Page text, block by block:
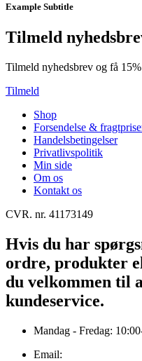
Example Subtitle
Tilmeld
Tilmeld nyhedsbrev og få
Tilmeld
Shop
Forsendelse &
Handelsbetingelser
Privatlivspolitik
Min side
Om os
Kontakt os
CVR. nr. 41173149
Hvis du har
ordre, produkter
du velkommen til
kundeservice.
Mandag - Fredag:
Email: